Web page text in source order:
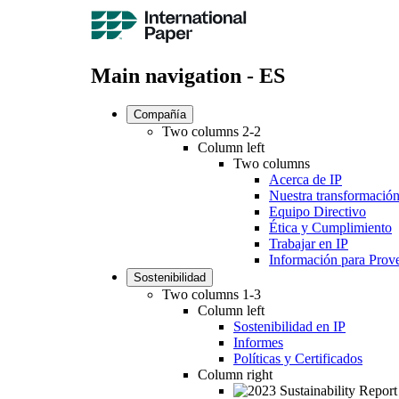
Main navigation - ES
Compañía
Two columns 2-2
Column left
Two columns
Acerca de IP
Nuestra transformación
Equipo Directivo
Ética y Cumplimiento
Trabajar en IP
Información para
Sostenibilidad
Two columns 1-3
Column left
Sostenibilidad en IP
Informes
Políticas y Certificados
Column right